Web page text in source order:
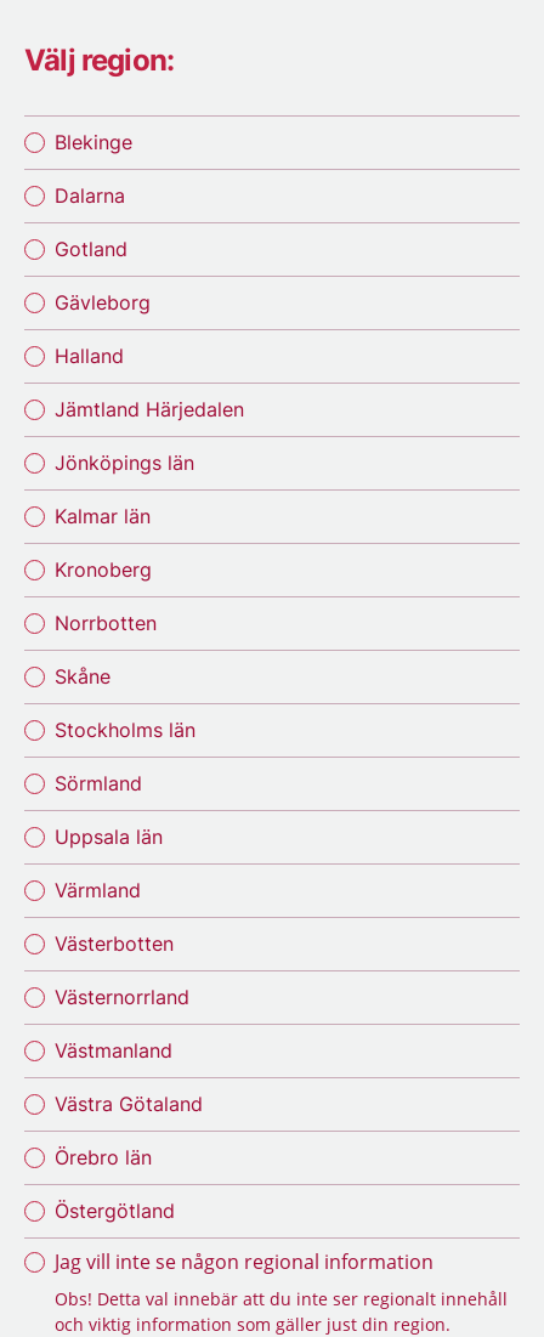
Välj region:
Blekinge
Dalarna
Gotland
Gävleborg
Halland
Jämtland Härjedalen
Jönköpings län
Kalmar län
Kronoberg
Norrbotten
Skåne
Stockholms län
Sörmland
Uppsala län
Värmland
Västerbotten
Västernorrland
Västmanland
Västra Götaland
Örebro län
Östergötland
Jag vill inte se någon regional information
Obs! Detta val innebär att du inte ser regionalt innehåll
och viktig information som gäller just din region.